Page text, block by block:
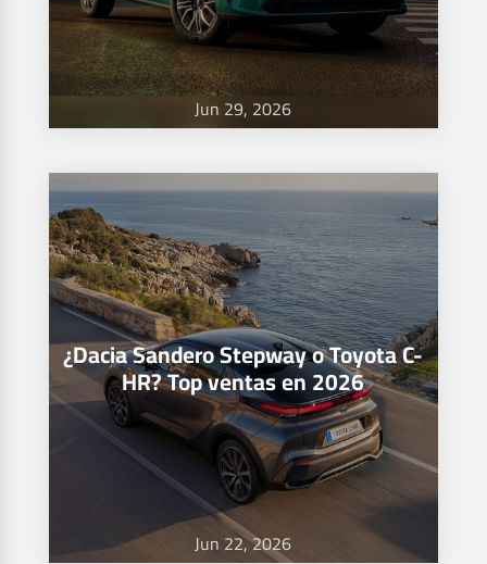
Jun 29, 2026
¿Dacia Sandero Stepway o Toyota C-
HR? Top ventas en 2026
Jun 22, 2026